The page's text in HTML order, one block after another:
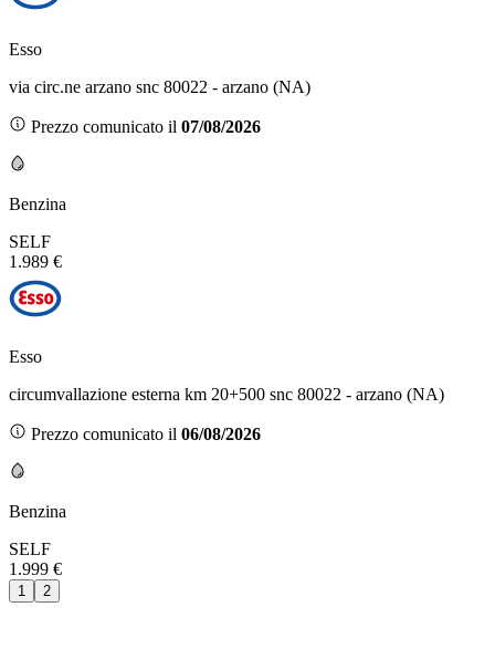
Esso
via circ.ne arzano snc 80022 - arzano (NA)
Prezzo comunicato il 07/08/2026
Benzina
SELF
1.989 €
Esso
circumvallazione esterna km 20+500 snc 80022 - arzano (NA)
Prezzo comunicato il 06/08/2026
Benzina
SELF
1.999 €
1 2